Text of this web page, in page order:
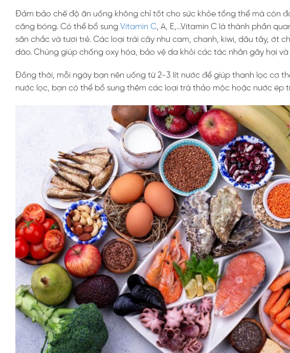
Đảm bảo chế độ ăn uống không chỉ tốt cho sức khỏe tổng thể mà còn
căng bóng. Có thể bổ sung Vitamin C, A, E,…Vitamin C là thành phần
săn chắc và tươi trẻ. Các loại trái cây như cam, chanh, kiwi, dâu tây, ớt
dào. Chúng giúp chống oxy hóa, bảo vệ da khỏi các tác nhân gây hại
Đồng thời, mỗi ngày bạn nên uống từ 2-3 lít nước để giúp thanh lọc cơ
nước lọc, bạn có thể bổ sung thêm các loại trà thảo mộc hoặc nước ép